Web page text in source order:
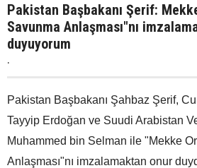
Pakistan Başbakanı Şerif:
Savunma Anlaşması"nı
duyuyorum
.
Pakistan Başbakanı Şahbaz Şerif,
Tayyip Erdoğan ve Suudi Arabistan
Muhammed bin Selman ile "Mekke
Anlaşması"nı imzalamaktan onur